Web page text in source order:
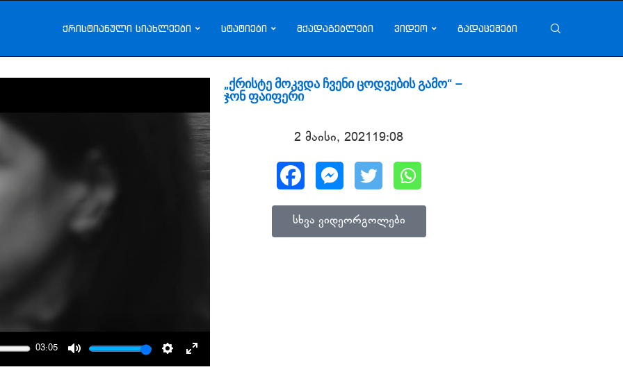
ქრისტიანული სიახლეები სტატიები მქადაგებლები ვიდეო გადაცემები
03:05
MUTE SETTINGS
ENTER
„ქრისტე მოკვდა ჩვენი ცოდვების გამო“ –
ჯონ ფაიფერი
2 მაისი, 2021 19:08
სხვა ვიდეორგოლები